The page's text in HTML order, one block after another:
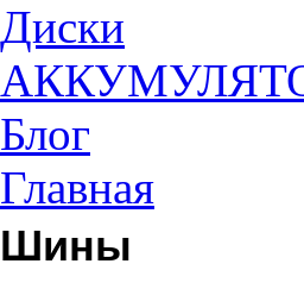
Диски
Блог
Главная
Шины